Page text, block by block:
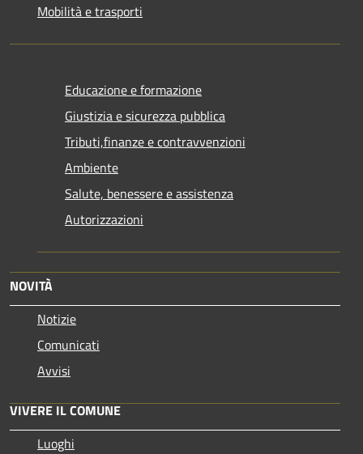
Mobilità e trasporti
Educazione e formazione
Giustizia e sicurezza pubblica
Tributi,finanze e contravvenzioni
Ambiente
Salute, benessere e assistenza
Autorizzazioni
NOVITÀ
Notizie
Comunicati
Avvisi
VIVERE IL COMUNE
Luoghi